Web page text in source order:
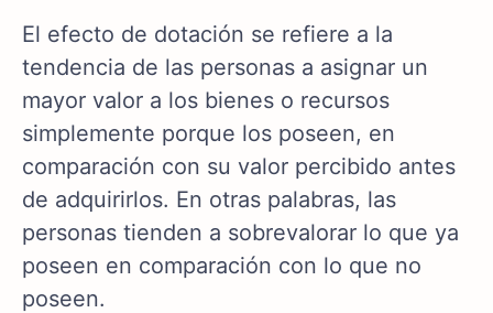
El efecto de dotación se refiere a la
tendencia de las personas a asignar un
mayor valor a los bienes o recursos
simplemente porque los poseen, en
comparación con su valor percibido antes
de adquirirlos. En otras palabras, las
personas tienden a sobrevalorar lo que ya
poseen en comparación con lo que no
poseen.